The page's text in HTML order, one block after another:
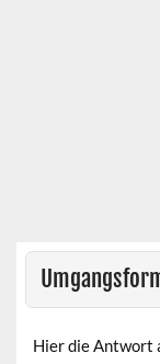
Hier die Antwort